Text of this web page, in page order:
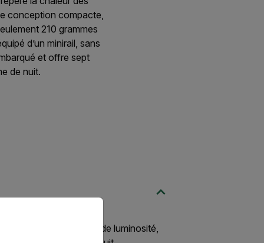
conception compacte,
210 grammes
d’un minirail, sans
et offre sept
de nuit.
définition d'une grande luminosité,
version of our website.